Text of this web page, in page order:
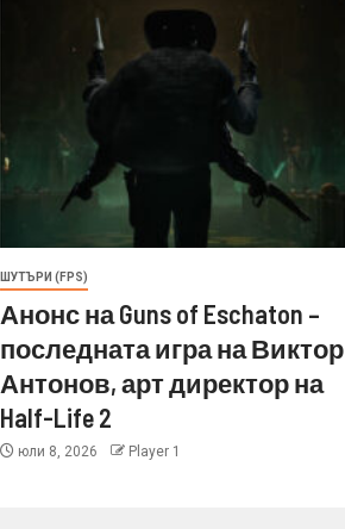
ШУТЪРИ (FPS)
Анонс на Guns of Eschaton –
последната игра на Виктор
Антонов, арт директор на
Half-Life 2
юли 8, 2026 Player 1